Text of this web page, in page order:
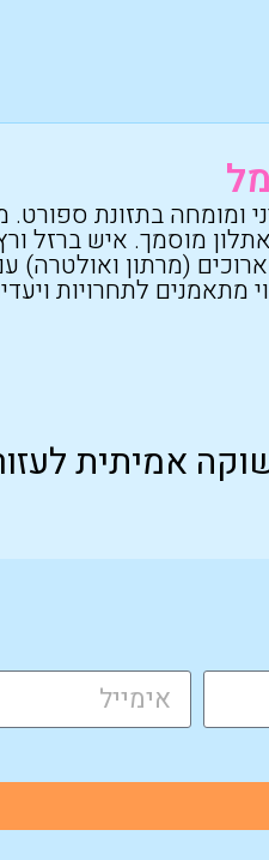
ומומחה בתזונת ספורט.
מוסמך. איש ברזל
(מרתון ואולטרה)
מתאמנים לתחרויות
אמיתית